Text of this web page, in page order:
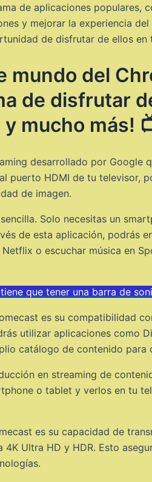
de aplicaciones populares,
y mejorar la experiencia
de disfrutar de ellos
mundo del
de disfrutar
mucho más!
desarrollado por Google
puerto HDMI de tu televisor,
de imagen.
Solo necesitas un
de esta aplicación, podrás
o escuchar música en
que tener una barra de
es su compatibilidad
utilizar aplicaciones como
catálogo de contenido para
en streaming de
o tablet y verlos en tu
es su capacidad de
Ultra HD y HDR. Esto